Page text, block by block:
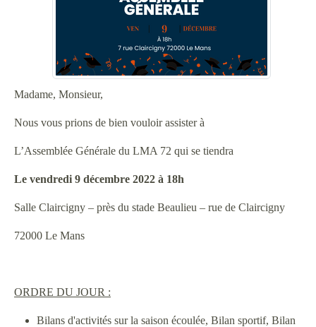
Madame, Monsieur,
Nous vous prions de bien vouloir assister à
L’Assemblée Générale du LMA 72 qui se tiendra
Le vendredi 9 décembre 2022 à 18h
Salle Claircigny – près du stade Beaulieu – rue de Claircigny
72000 Le Mans
ORDRE DU JOUR :
Bilans d'activités sur la saison écoulée, Bilan sportif, Bilan